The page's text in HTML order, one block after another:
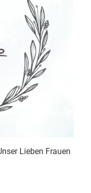
Lieben Frauen